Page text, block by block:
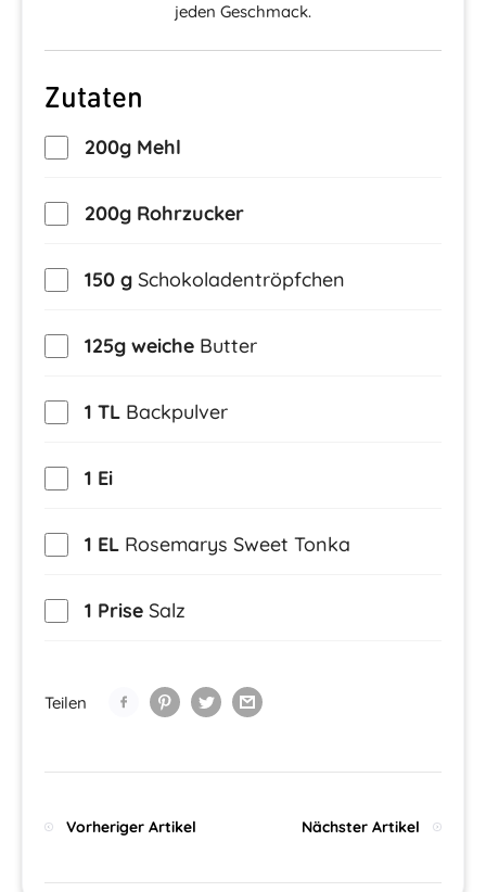
jeden Geschmack.
Zutaten
200g Mehl
200g Rohrzucker
150 g Schokoladentröpfchen
125g weiche Butter
1 TL Backpulver
1 Ei
1 EL Rosemarys Sweet Tonka
1 Prise Salz
Teilen
Vorheriger Artikel Nächster Artikel